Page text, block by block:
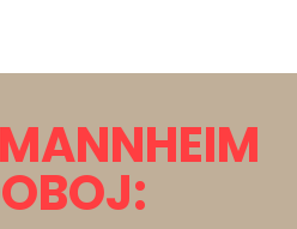
MANNHEIM